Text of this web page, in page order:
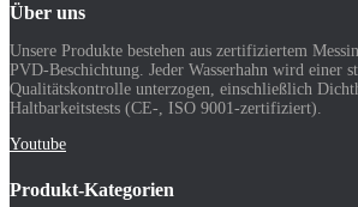
Über uns
Unsere Produkte bestehen aus zertifiziertem
PVD-Beschichtung. Jeder Wasserhahn wird einer
Qualitätskontrolle unterzogen, einschließlich
Haltbarkeitstests (CE-, ISO 9001-zertifiziert).
Youtube
Produkt-Kategorien